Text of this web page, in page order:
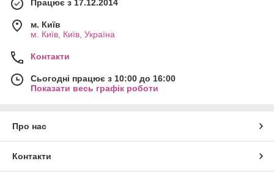
Працює з 17.12.2014
м. Київ
м. Київ, Київ, Україна
Контакти
Сьогодні працює з 10:00 до 16:00
Показати весь графік роботи
Про нас
Контакти